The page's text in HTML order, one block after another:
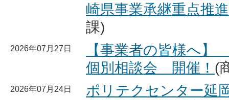
崎県事業承継重点推
課)
2026年07月27日
【事業者の皆様へ
個別相談会 開催！ (
2026年07月24日
ポリテクセンター延